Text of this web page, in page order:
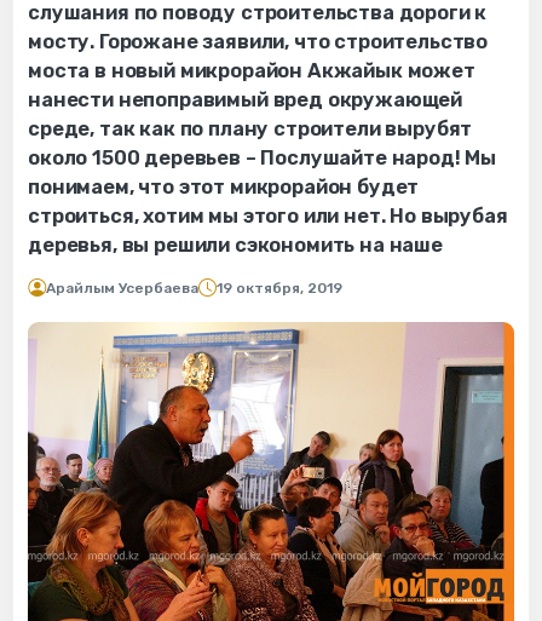
слушания по поводу строительства дороги к
мосту. Горожане заявили, что строительство
моста в новый микрорайон Акжайык может
нанести непоправимый вред окружающей
среде, так как по плану строители вырубят
около 1500 деревьев – Послушайте народ! Мы
понимаем, что этот микрорайон будет
строиться, хотим мы этого или нет. Но вырубая
деревья, вы решили сэкономить на наше
Арайлым Усербаева 19 октября, 2019